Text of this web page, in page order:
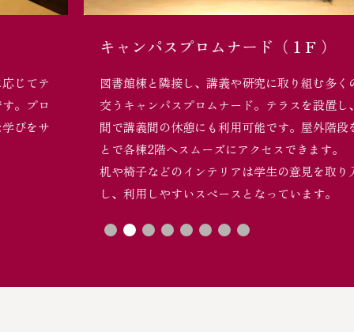
キャンパスプロムナード（１F ）
図書館棟と隣接し、講義や研究に取り組む多くの学生が行き
交うキャンパスプロムナード。テラスを設置し、開放的な空
間で講義間の休憩にも利用可能です。屋外階段を利用するこ
とで各棟2階へスムーズにアクセスできます。
机や椅子などのインテリアは学生の意見を取り入れて選定
し、利用しやすいスペースとなっています。